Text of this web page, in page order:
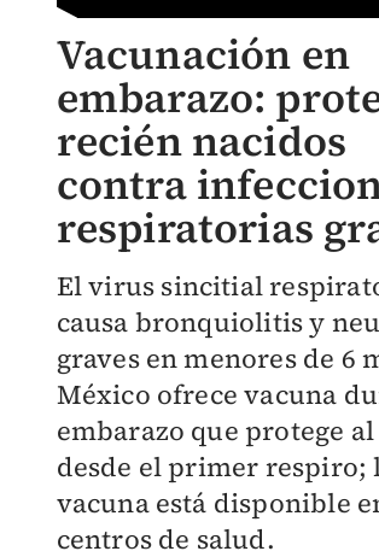
Vacunación en
embarazo:
recién nacidos
contra
respiratorias
El virus sincitial
causa bronquiolitis y
graves en menores de 6
México ofrece vacuna
embarazo que protege
desde el primer respiro;
vacuna está disponible
centros de salud.